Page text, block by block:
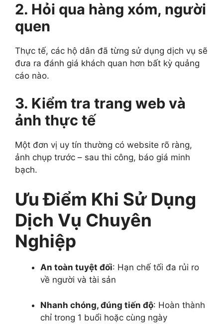
2. Hỏi qua hàng xóm, người
quen
Thực tế, các hộ dân đã từng sử dụng dịch vụ sẽ
đưa ra đánh giá khách quan hơn bất kỳ quảng
cáo nào.
3. Kiểm tra trang web và
ảnh thực tế
Một đơn vị uy tín thường có website rõ ràng,
ảnh chụp trước – sau thi công, báo giá minh
bạch.
Ưu Điểm Khi Sử Dụng
Dịch Vụ Chuyên
Nghiệp
An toàn tuyệt đối: Hạn chế tối đa rủi ro
về người và tài sản
Nhanh chóng, đúng tiến độ: Hoàn thành
chỉ trong 1 buổi hoặc cùng ngày